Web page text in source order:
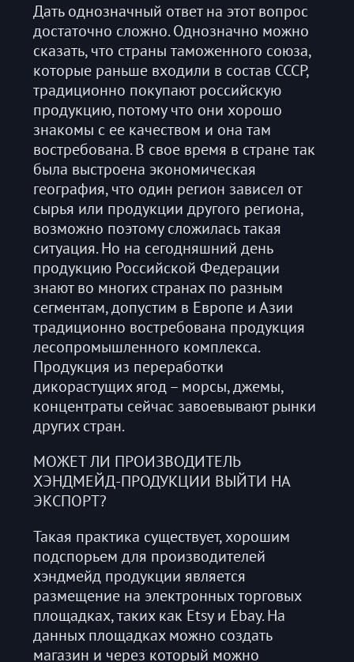
Дать однозначный ответ на этот вопрос
достаточно сложно. Однозначно можно
сказать, что страны таможенного союза,
которые раньше входили в состав СССР,
традиционно покупают российскую
продукцию, потому что они хорошо
знакомы с ее качеством и она там
востребована. В свое время в стране так
была выстроена экономическая
география, что один регион зависел от
сырья или продукции другого региона,
возможно поэтому сложилась такая
ситуация. Но на сегодняшний день
продукцию Российской Федерации
знают во многих странах по разным
сегментам, допустим в Европе и Азии
традиционно востребована продукция
лесопромышленного комплекса.
Продукция из переработки
дикорастущих ягод – морсы, джемы,
концентраты сейчас завоевывают рынки
других стран.
МОЖЕТ ЛИ ПРОИЗВОДИТЕЛЬ
ХЭНДМЕЙД-ПРОДУКЦИИ ВЫЙТИ НА
ЭКСПОРТ?
Такая практика существует, хорошим
подспорьем для производителей
хэндмейд продукции является
размещение на электронных торговых
площадках, таких как Etsy и Ebay. На
данных площадках можно создать
магазин и через который можно